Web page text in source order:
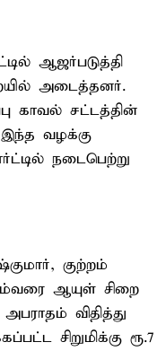
ஆஜர்படுத்தி
அடைத்தனர்.
காவல் சட்டத்தின்
இந்த வழக்கு
நடைபெற்று
குற்றம்
ஆயுள் சிறை
விதித்து
சிறுமிக்கு ரூ.7